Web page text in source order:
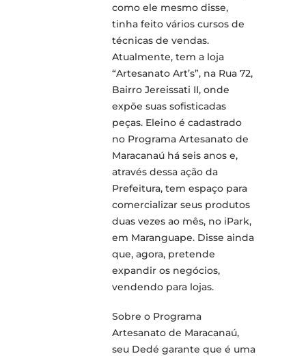
como ele mesmo disse,
tinha feito vários cursos de
técnicas de vendas.
Atualmente, tem a loja
“Artesanato Art’s”, na Rua 72,
Bairro Jereissati II, onde
expõe suas sofisticadas
peças. Eleino é cadastrado
no Programa Artesanato de
Maracanaú há seis anos e,
através dessa ação da
Prefeitura, tem espaço para
comercializar seus produtos
duas vezes ao mês, no iPark,
em Maranguape. Disse ainda
que, agora, pretende
expandir os negócios,
vendendo para lojas.
Sobre o Programa
Artesanato de Maracanaú,
seu Dedé garante que é uma